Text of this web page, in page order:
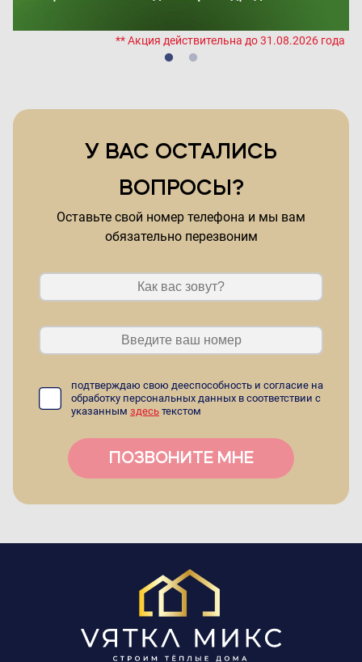
** Акция действительна до 31.08.2026 года
У ВАС ОСТАЛИСЬ
ВОПРОСЫ?
Оставьте свой номер телефона и мы вам
обязательно перезвоним
подтверждаю свою дееспособность и согласие на
обработку персональных данных в соответствии с
указанным здесь текстом
ПОЗВОНИТЕ МНЕ